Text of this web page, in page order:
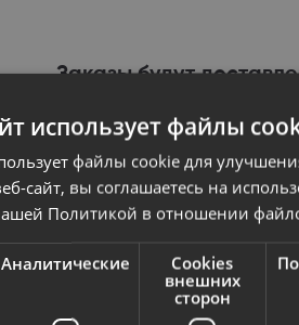
Заказы будут
Содержание сайта будет
выбранном языке
Страна
использует файлы
файлы cookie для
сайт, вы соглашаетесь на
Политикой в ​​отношении
Аналитические
Cookies
внешних
сторон